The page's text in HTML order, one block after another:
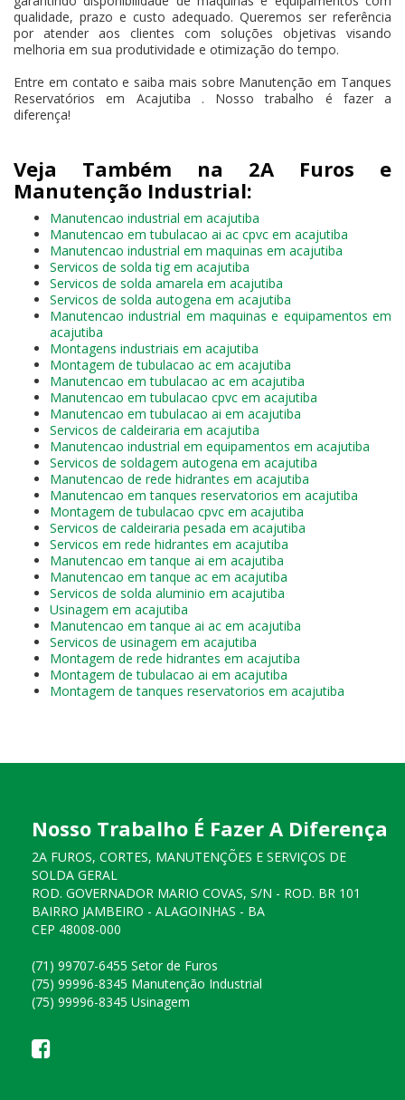
qualidade, prazo e custo adequado. Queremos ser referência
por atender aos clientes com soluções objetivas visando
melhoria em sua produtividade e otimização do tempo.
Entre em contato e saiba mais sobre Manutenção em Tanques
Reservatórios em Acajutiba . Nosso trabalho é fazer a
diferença!
Veja Também na 2A Furos e
Manutenção Industrial:
Manutencao industrial em acajutiba
Manutencao em tubulacao ai ac cpvc em acajutiba
Manutencao industrial em maquinas em acajutiba
Servicos de solda tig em acajutiba
Servicos de solda amarela em acajutiba
Servicos de solda autogena em acajutiba
Manutencao industrial em maquinas e equipamentos em
acajutiba
Montagens industriais em acajutiba
Montagem de tubulacao ac em acajutiba
Manutencao em tubulacao ac em acajutiba
Manutencao em tubulacao cpvc em acajutiba
Manutencao em tubulacao ai em acajutiba
Servicos de caldeiraria em acajutiba
Manutencao industrial em equipamentos em acajutiba
Servicos de soldagem autogena em acajutiba
Manutencao de rede hidrantes em acajutiba
Manutencao em tanques reservatorios em acajutiba
Montagem de tubulacao cpvc em acajutiba
Servicos de caldeiraria pesada em acajutiba
Servicos em rede hidrantes em acajutiba
Manutencao em tanque ai em acajutiba
Manutencao em tanque ac em acajutiba
Servicos de solda aluminio em acajutiba
Usinagem em acajutiba
Manutencao em tanque ai ac em acajutiba
Servicos de usinagem em acajutiba
Montagem de rede hidrantes em acajutiba
Montagem de tubulacao ai em acajutiba
Montagem de tanques reservatorios em acajutiba
Nosso Trabalho É Fazer A Diferença
2A FUROS, CORTES, MANUTENÇÕES E SERVIÇOS DE
SOLDA GERAL
ROD. GOVERNADOR MARIO COVAS, S/N - ROD. BR 101
BAIRRO JAMBEIRO - ALAGOINHAS - BA
CEP 48008-000
(71) 99707-6455 Setor de Furos
(75) 99996-8345 Manutenção Industrial
(75) 99996-8345 Usinagem